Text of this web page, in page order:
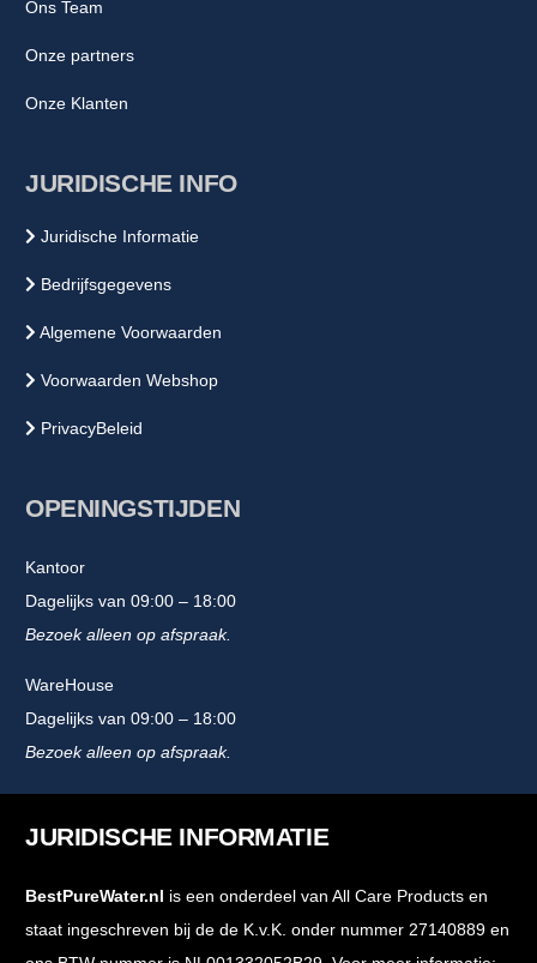
Ons Team
Onze partners
Onze Klanten
JURIDISCHE INFO
Juridische Informatie
Bedrijfsgegevens
Algemene Voorwaarden
Voorwaarden Webshop
PrivacyBeleid
OPENINGSTIJDEN
Kantoor
Dagelijks van 09:00 – 18:00
Bezoek alleen op afspraak.
WareHouse
Dagelijks van 09:00 – 18:00
Bezoek alleen op afspraak.
JURIDISCHE INFORMATIE
BestPureWater.nl is een onderdeel van All Care Products en
staat ingeschreven bij de de K.v.K. onder nummer 27140889 en